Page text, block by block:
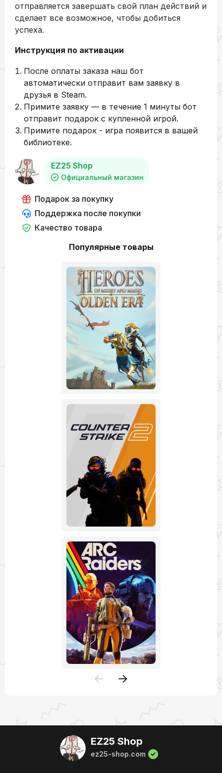
Популярные товары
отправляется завершать свой план действий и
сделает все возможное, чтобы добиться
успеха.
Инструкция по активации
После оплаты заказа наш бот
автоматически отправит вам заявку в
друзья в Steam.
Примите заявку — в течение 1 минуты бот
отправит подарок с купленной игрой.
Примите подарок - игра появится в вашей
библиотеке.
EZ25 Shop
Официальный магазин
Подарок за покупку
Поддержка после покупки
Качество товара
EZ25 Shop
ez25-shop.com